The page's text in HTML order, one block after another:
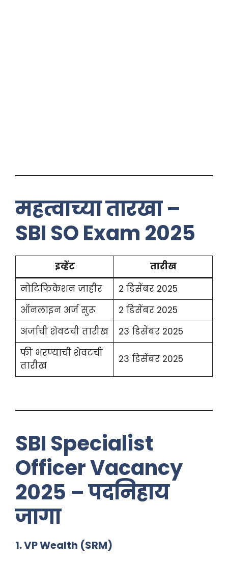
महत्वाच्या तारखा –
SBI SO Exam 2025
इव्हेंट
तारीख
नोटिफिकेशन जाहीर
2 डिसेंबर 2025
ऑनलाइन अर्ज सुरू
2 डिसेंबर 2025
अर्जाची शेवटची तारीख
23 डिसेंबर 2025
फी भरण्याची शेवटची
तारीख
23 डिसेंबर 2025
SBI Specialist
Officer Vacancy
2025 – पदनिहाय
जागा
1. VP Wealth (SRM)